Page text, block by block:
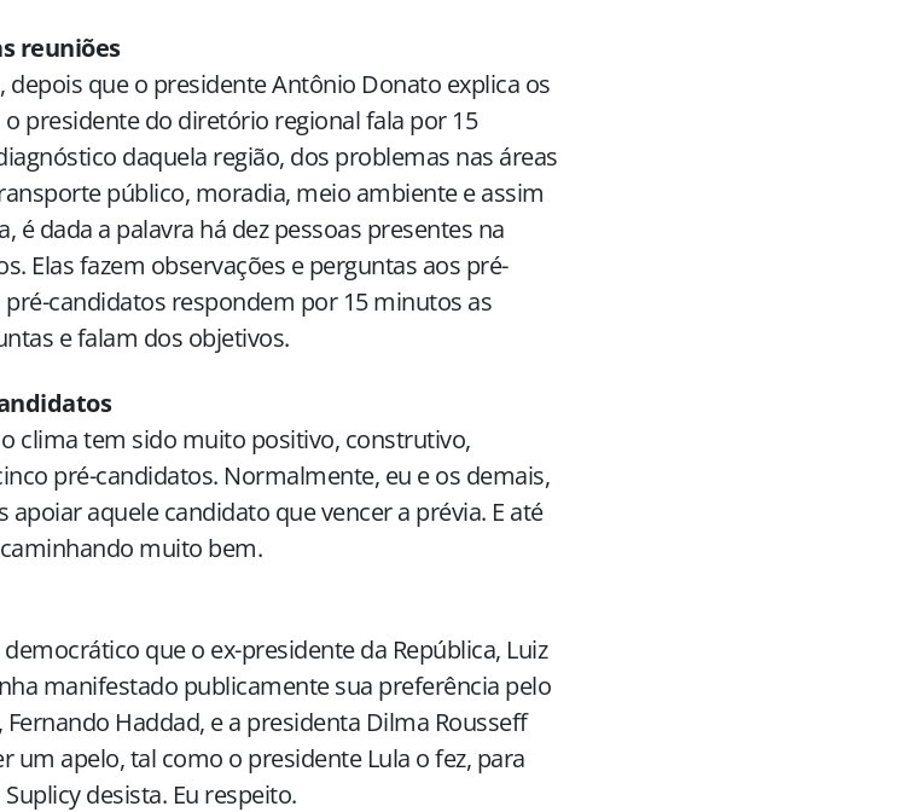
reuniões
depois que o presidente Antônio Donato explica os
presidente do diretório regional fala por 15
daquela região, dos problemas nas áreas
público, moradia, meio ambiente e assim
é dada a palavra há dez pessoas presentes na
Elas fazem observações e perguntas aos pré-
pré-candidatos respondem por 15 minutos as
e falam dos objetivos.
clima tem sido muito positivo, construtivo,
pré-candidatos. Normalmente, eu e os demais,
aquele candidato que vencer a prévia. E até
muito bem.
que o ex-presidente da República, Luiz
manifestado publicamente sua preferência pelo
Haddad, e a presidenta Dilma Rousseff
um apelo, tal como o presidente Lula o fez, para
desista. Eu respeito.